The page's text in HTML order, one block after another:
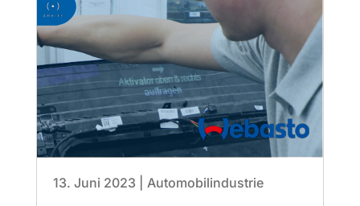
13. Juni 2023 Automobilindustrie